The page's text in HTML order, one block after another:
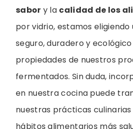
sabor y la calidad de los
por vidrio, estamos
seguro, duradero y
propiedades de nuestros
fermentados. Sin duda,
en nuestra cocina puede
nuestras prácticas
hábitos alimentarios más